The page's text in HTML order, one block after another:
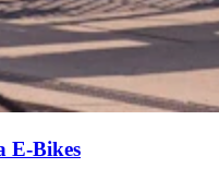
E-Bikes